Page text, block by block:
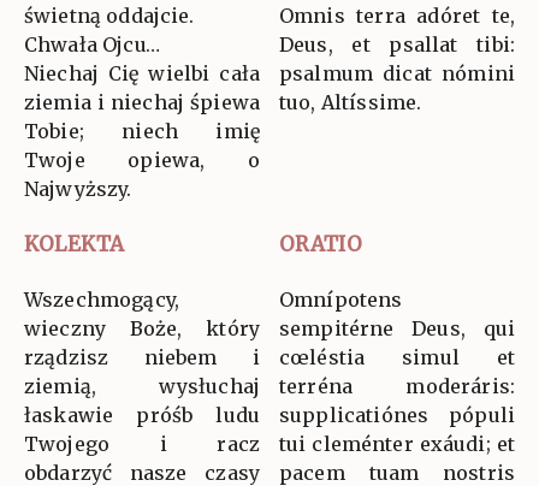
świetną oddajcie.
Chwała Ojcu…
Niechaj Cię wielbi cała
ziemia i niechaj śpiewa
Tobie; niech imię
Twoje opiewa, o
Najwyższy.
Omnis terra adóret te,
Deus, et psallat tibi:
psalmum dicat nómini
tuo, Altíssime.
KOLEKTA ORATIO
Wszechmogący,
wieczny Boże, który
rządzisz niebem i
ziemią, wysłuchaj
łaskawie próśb ludu
Twojego i racz
obdarzyć nasze czasy
Omnípotens
sempitérne Deus, qui
cœléstia simul et
terréna moderáris:
supplicatiónes pópuli
tui cleménter exáudi; et
pacem tuam nostris